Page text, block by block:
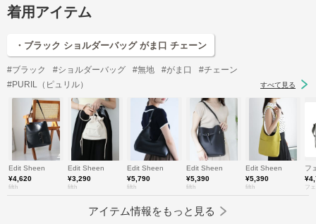
着用アイテム
・ブラック ショルダーバッグ がま口 チェーン
#ブラック #ショルダーバッグ #無地 #がま口
#チェーン
#PURIL（ピュリル）
すべて見る
Edit Sheen
¥4,620
fifth
Edit Sheen
¥3,290
fifth
Edit Sheen
¥5,790
fifth
Edit Sheen
¥5,390
fifth
Edit Sheen
¥5,390
fifth
フ
フ
アイテム情報をもっと見る